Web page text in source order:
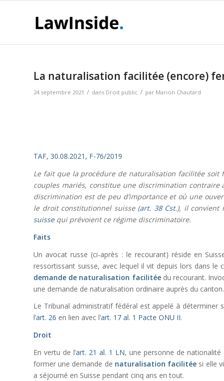
La naturalisation facilitée (encore)
24 septembre 2021 / dans Droit public / par Marion Chautard
TAF, 30.08.2021, F-76/2019
Le fait que la procédure de naturalisation facilitée soit
couples mariés, constitue une discrimination contraire
discrimination est de peu d’importance et où une
le droit constitutionnel suisse (art. 38 Cst.), il convient
suissequi prévoient ce régime discriminatoire.
Faits
Un avocat russe (ci-après : le recourant) réside en
ressortissant suisse, avec lequel il vit depuis lors dans le
demande de naturalisation facilitéedu recourant.
une demande de naturalisation ordinaire auprès du canton.
Le Tribunal administratif fédéral est appelé à déterminer
l’art. 26 en lien avec l’art. 17 al. 1 Pacte ONU II.
Droit
En vertu de l’art. 21 al. 1 LN, une personne de
former une demande de naturalisation facilitée si elle
a séjourné en Suisse pendant cinq ans en tout.